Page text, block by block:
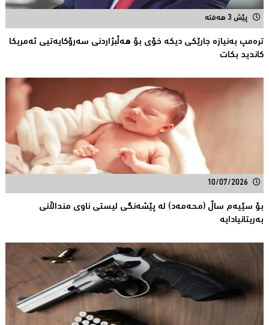
پێش 3 هەفتە
ترەمپ بەنیازە جارێكی دیكە خۆی بۆ هەڵبژاردنی سەرۆكایەتیی ئەمریكا
كاندید بكات
10/07/2026
بۆ سێیەم ساڵ (محەمەد) لە پێشەنگی لیستی ناوی منداڵانى
بەریتانیادایە